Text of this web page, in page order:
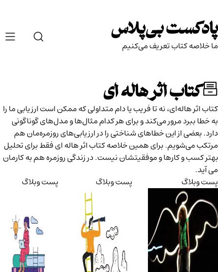
to
content
پادکست بی‌پلاس
ما خلاصه کتاب تعریف می‌کنیم
کتاب اثر هاله ای
کتاب اثر هاله‌ای، نه تا فریب یا دام متداولی که ممکن است ارزیابی ما را
به خطا ببرد مرور می‌کند و برای هر کدام مثال‌ها و مدل‌های گوناگونی
دارد. بعضی از این خطاهای شناختی را در ارزیابی‌های روزمره‌مان هم
مرتکب می‌شویم. برای همین خلاصه کتاب اثر هاله ای فقط برای تحلیل
بهتر کسب و کارها و موفقیتشان نیست. در زندگی روزمره هم به کارمان
می آید.
پست وبلاگ
پست وبلاگ پست وبلاگ